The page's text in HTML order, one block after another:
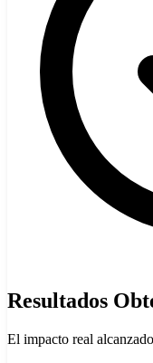
Resultados
El impacto real alcanzado